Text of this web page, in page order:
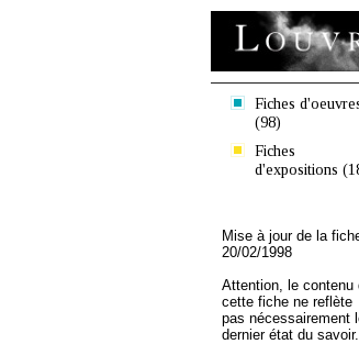
Fiches
(98)
Fiches
d'expositions
Mise à jour de la
20/02/1998
Attention, le contenu
cette fiche ne reflète
pas nécessairement
dernier état du savoir.